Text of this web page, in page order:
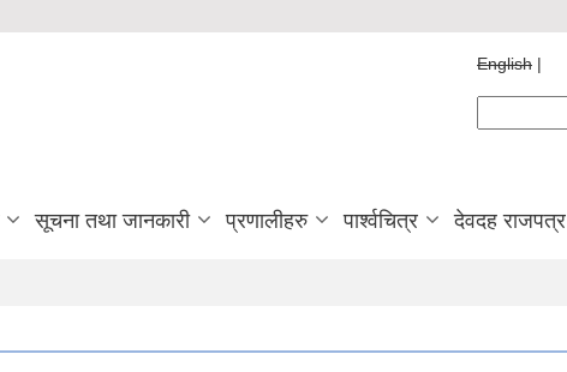
English
सूचना तथा जानकारी प्रणालीहरु पार्श्वचित्र देवदह राजपत्र